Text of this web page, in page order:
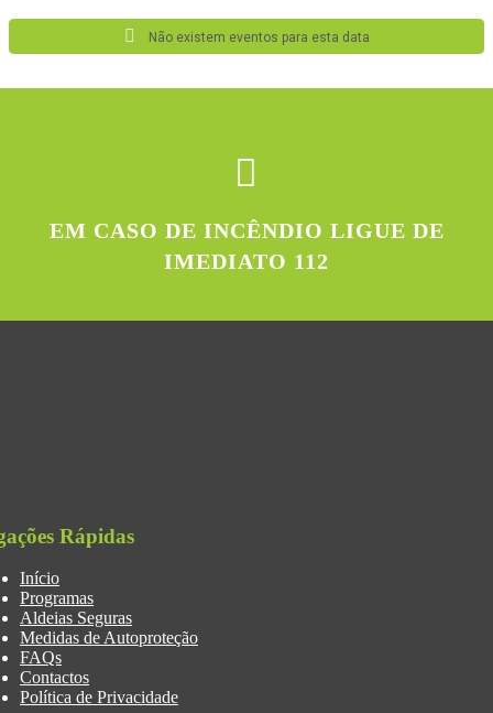
Não existem eventos para esta data
EM CASO DE INCÊNDIO LIGUE DE
IMEDIATO 112
Rápidas
Início
Programas
Aldeias Seguras
Medidas de Autoproteção
FAQs
Contactos
Política de Privacidade